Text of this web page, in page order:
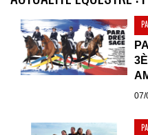
07/